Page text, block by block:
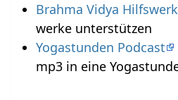
Brahma Vidya Hilfswerk
werke unterstützen
Yogastunden Podcast
mp3 in eine